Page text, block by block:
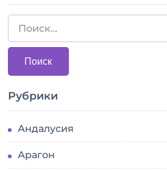
Рубрики
Андалусия
Арагон